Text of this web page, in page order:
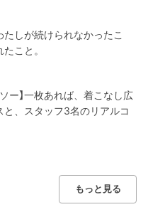
たしが続けられなかったこ
こと。
ー】一枚あれば、着こなし広
と、スタッフ3名のリアルコ
もっと見る